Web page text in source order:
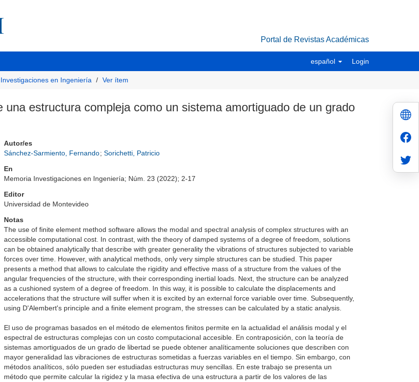
Portal de Revistas Académicas
español Login
en Ingeniería Ver ítem
estructura compleja como un sistema amortiguado de un grado
Autor/es
Sánchez-Sarmiento, Fernando; Sorichetti, Patricio
En
Memoria Investigaciones en Ingeniería; Núm. 23 (2022); 2-17
Editor
Universidad de Montevideo
Notas
The use of finite element method software allows the modal and spectral analysis of complex structures with an
accessible computational cost. In contrast, with the theory of damped systems of a degree of freedom, solutions
can be obtained analytically that describe with greater generality the vibrations of structures subjected to variable
forces over time. However, with analytical methods, only very simple structures can be studied. This paper
presents a method that allows to calculate the rigidity and effective mass of a structure from the values of the
angular frequencies of the structure, with their corresponding inertial loads. Next, the structure can be analyzed
as a cushioned system of a degree of freedom. In this way, it is possible to calculate the displacements and
accelerations that the structure will suffer when it is excited by an external force variable over time. Subsequently,
using D'Alembert's principle and a finite element program, the stresses can be calculated by a static analysis.
El uso de programas basados en el método de elementos finitos permite en la actualidad el análisis modal y el
espectral de estructuras complejas con un costo computacional accesible. En contraposición, con la teoría de
sistemas amortiguados de un grado de libertad se puede obtener analíticamente soluciones que describen con
mayor generalidad las vibraciones de estructuras sometidas a fuerzas variables en el tiempo. Sin embargo, con
métodos analíticos, sólo pueden ser estudiadas estructuras muy sencillas. En este trabajo se presenta un
método que permite calcular la rigidez y la masa efectiva de una estructura a partir de los valores de las